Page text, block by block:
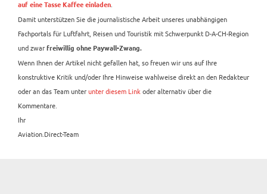
auf eine Tasse Kaffee einladen
Damit unterstützen Sie die journalistische Arbeit unseres unabhängigen
Fachportals für Luftfahrt, Reisen und Touristik mit Schwerpunkt D-A-CH-Region
und zwar freiwillig ohne Paywall-Zwang.
Wenn Ihnen der Artikel nicht gefallen hat, so freuen wir uns auf Ihre
konstruktive Kritik und/oder Ihre Hinweise wahlweise direkt an den Redakteur
oder an das Team unterunter diesem Link oder alternativ über die
Kommentare.
Ihr
Aviation.Direct-Team